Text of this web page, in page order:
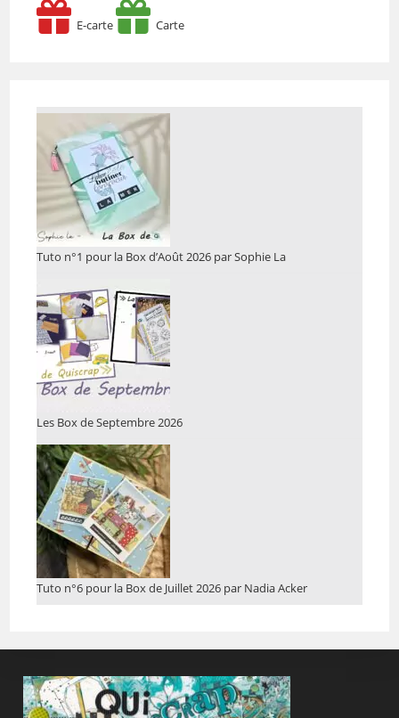
E-carte Carte
Tuto n°1 pour la Box d’Août 2026 par Sophie La
Les Box de Septembre 2026
Tuto n°6 pour la Box de Juillet 2026 par Nadia Acker